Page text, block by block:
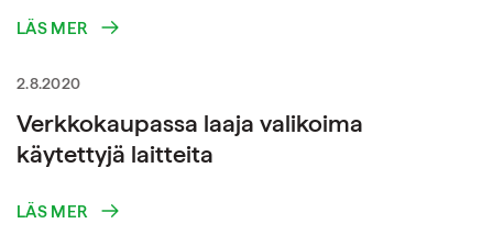
LÄS MER
2.8.2020
Verkkokaupassa laaja valikoima
käytettyjä laitteita
LÄS MER